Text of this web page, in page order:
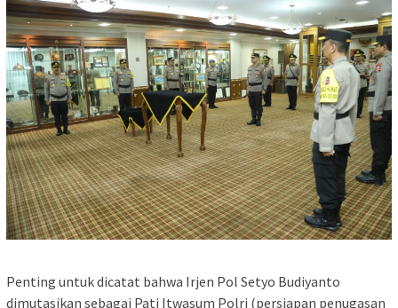
Penting untuk dicatat bahwa Irjen Pol Setyo Budiyanto
dimutasikan sebagai Pati Itwasum Polri (persiapan penugasan